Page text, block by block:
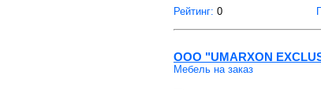
Рейтинг: 0
OOO "UMARXON
Мебель на заказ